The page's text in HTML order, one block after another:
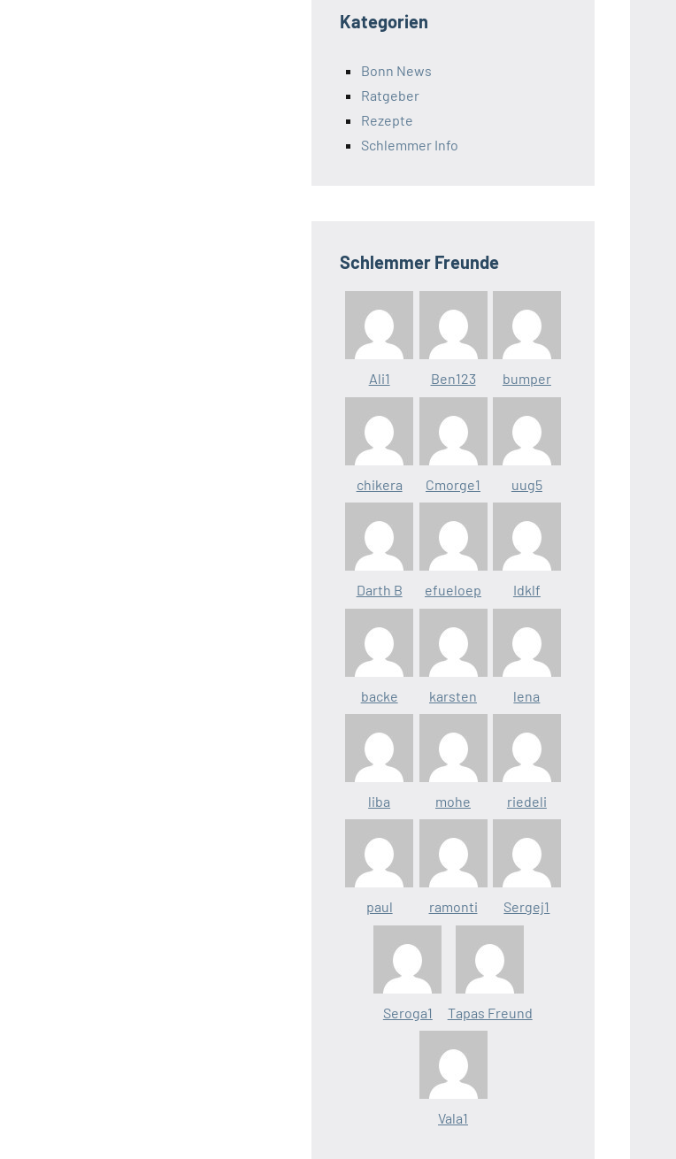
Kategorien
Bonn News
Ratgeber
Rezepte
Schlemmer Info
Schlemmer Freunde
Ali1 Ben123 bumper
chikera Cmorge1 uug5
Darth B efueloep Idklf
backe karsten lena
liba mohe riedeli
paul ramonti Sergej1
Seroga1 Tapas Freund
Vala1